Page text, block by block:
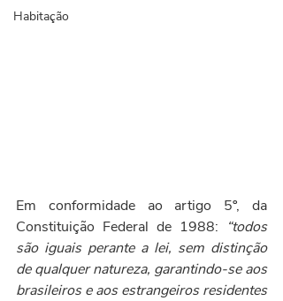
Habitação
Em conformidade ao artigo 5º, da
Constituição Federal de 1988: “todos
são iguais perante a lei, sem distinção
de qualquer natureza, garantindo-se aos
brasileiros e aos estrangeiros residentes